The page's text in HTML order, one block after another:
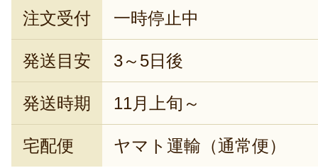
注文受付 一時停止中
発送目安 3～5日後
発送時期 11月上旬～
宅配便 ヤマト運輸（通常便）